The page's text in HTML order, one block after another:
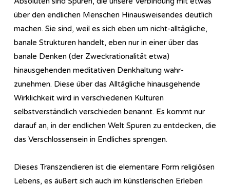
über den endlichen Menschen Hinausweisendes deutlich
machen. Sie sind, weil es sich eben um nicht-alltägliche,
banale Strukturen handelt, eben nur in einer über das
banale Denken (der Zweckrationalität etwa)
hinausgehenden meditativen Denkhaltung wahr-
zunehmen. Diese über das Alltägliche hinausgehende
Wirklichkeit wird in verschiedenen Kulturen
selbstverständlich verschieden benannt. Es kommt nur
darauf an, in der endlichen Welt Spuren zu entdecken, die
das Verschlossensein in Endliches sprengen.
Dieses Transzendieren ist die elementare Form religiösen
Lebens, es äußert sich auch im künstlerischen Erleben